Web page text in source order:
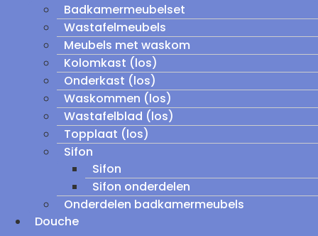
Badkamermeubelset
Wastafelmeubels
Meubels met waskom
Kolomkast (los)
Onderkast (los)
Waskommen (los)
Wastafelblad (los)
Topplaat (los)
Sifon
Sifon
Sifon onderdelen
Onderdelen badkamermeubels
Douche